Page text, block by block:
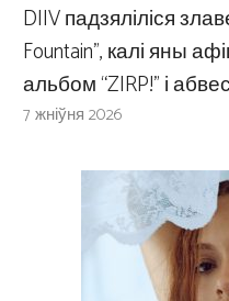
DIIV падзяліліся
Fountain”, калі яны
альбом “ZIRP!” і
7 жніўня 2026